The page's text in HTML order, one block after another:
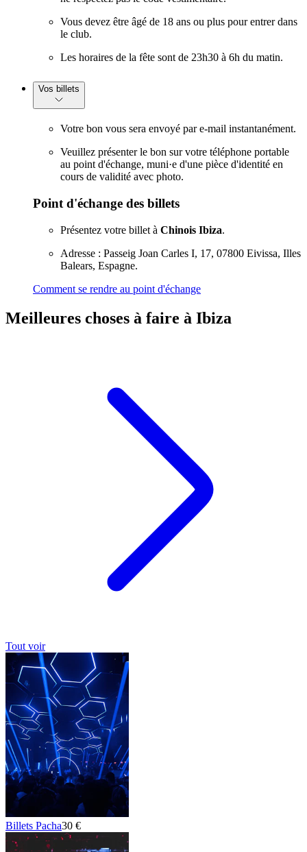
Vous devez être âgé de 18 ans ou plus pour entrer dans
le club.
Les horaires de la fête sont de 23h30 à 6h du matin.
Vos billets
Votre bon vous sera envoyé par e-mail instantanément.
Veuillez présenter le bon sur votre téléphone portable
au point d'échange, muni·e d'une pièce d'identité en
cours de validité avec photo.
Point d'échange des billets
Présentez votre billet à Chinois Ibiza.
Adresse : Passeig Joan Carles I, 17, 07800 Eivissa, Illes
Balears, Espagne.
Comment se rendre au point d'échange
Meilleures choses à faire à Ibiza
Tout voir
Billets Pacha30 €